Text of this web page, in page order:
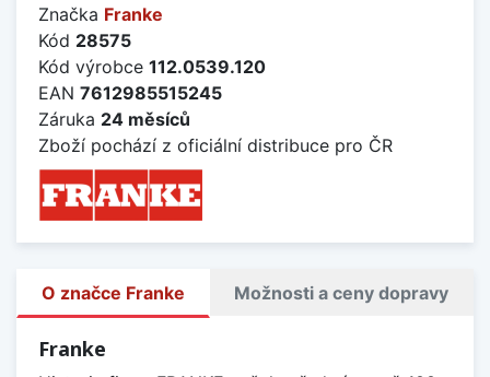
Značka Franke
Kód 28575
Kód výrobce 112.0539.120
EAN 7612985515245
Záruka 24 měsíců
Zboží pochází z oficiální distribuce pro ČR
O značce Franke Možnosti a ceny dopravy
Franke